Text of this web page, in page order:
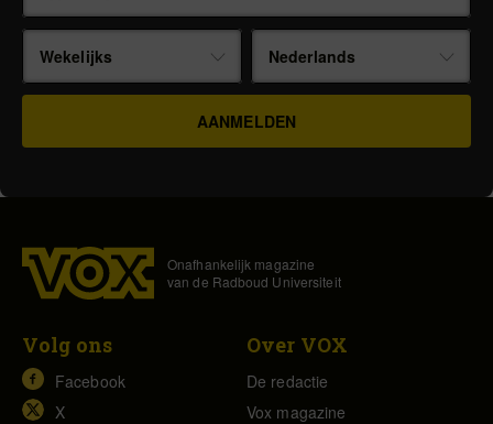
Wekelijks Nederlands
Onafhankelijk magazine
van de Radboud Universiteit
Volg ons
Facebook
X
Over VOX
De redactie
Vox magazine